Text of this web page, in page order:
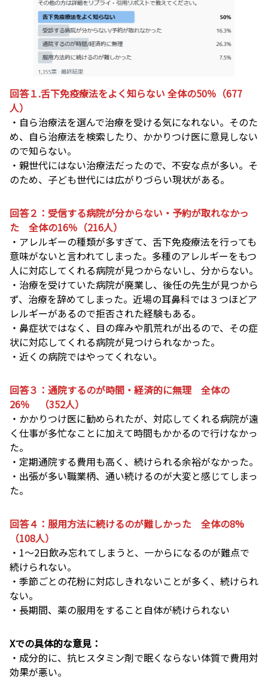
回答１.舌下免疫療法をよく知らない 全体の50％（677
人）
・自ら治療法を選んで治療を受ける気になれない。そのた
め、自ら治療法を検索したり、かかりつけ医に意見しない
ので知らない。
・親世代にはない治療法だったので、不安な点が多い。そ
のため、子ども世代には広がりづらい現状がある。
回答２：受信する病院が分からない・予約が取れなかっ
た 全体の16％（216人）
・アレルギーの種類が多すぎて、舌下免疫療法を行っても
意味がないと言われてしまった。多種のアレルギーをもつ
人に対応してくれる病院が見つからないし、分からない。
・治療を受けていた病院が廃業し、後任の先生が見つから
ず、治療を辞めてしまった。近場の耳鼻科では３つほどア
レルギーがあるので拒否された経験もある。
・鼻症状ではなく、目の痒みや肌荒れが出るので、その症
状に対応してくれる病院が見つけられなかった。
・近くの病院ではやってくれない。
回答３：通院するのが時間・経済的に無理 全体の
26％ （352人）
・かかりつけ医に勧められたが、対応してくれる病院が遠
く仕事が多忙なことに加えて時間もかかるので行けなかっ
た。
・定期通院する費用も高く、続けられる余裕がなかった。
・出張が多い職業柄、通い続けるのが大変と感じてしまっ
た。
回答４：服用方法に続けるのが難しかった 全体の8%
（108人）
・1〜2日飲み忘れてしまうと、一からになるのが難点で
続けられない。
・季節ごとの花粉に対応しきれないことが多く、続けられ
ない。
・長期間、薬の服用をすること自体が続けられない
Xでの具体的な意見：
・成分的に、抗ヒスタミン剤で眠くならない体質で費用対
効果が悪い。